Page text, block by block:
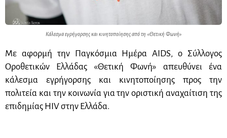
Κάλεσμα εγρήγορσης και κινητοποίησης από τη «Θετική Φωνή»
Με αφορμή την Παγκόσμια ΗμέραAIDS, ο Σύλλογος
Οροθετικών Ελλάδας «Θετική Φωνή» απευθύνει ένα
κάλεσμα εγρήγορσης και κινητοποίησης προς την
πολιτεία και την κοινωνία για την οριστική αναχαίτιση της
επιδημίας HIVστην Ελλάδα.